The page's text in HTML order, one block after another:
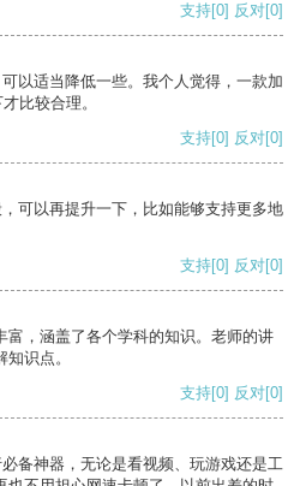
支持[0] 反对[0]
以适当降低一些。我个人觉得，一款加
比较合理。
支持[0] 反对[0]
可以再提升一下，比如能够支持更多地
支持[0] 反对[0]
富，涵盖了各个学科的知识。老师的讲
识点。
支持[0] 反对[0]
备神器，无论是看视频、玩游戏还是工